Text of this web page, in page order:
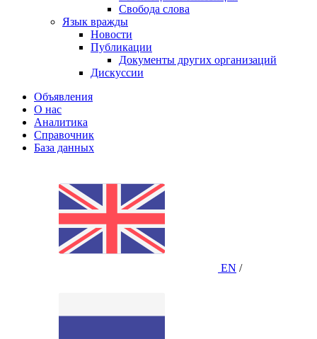
Свобода слова
Язык вражды
Новости
Публикации
Документы других организаций
Дискуссии
Объявления
О нас
Аналитика
Справочник
База данных
EN /